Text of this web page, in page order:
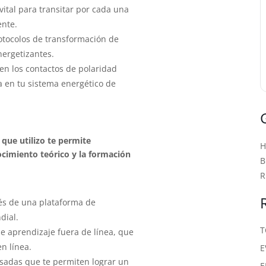
para transitar por cada una
de transformación de
los contactos de polaridad
en tu sistema energético de
que utilizo te permite
teórico y la formación
de una plataforma de
aprendizaje fuera de línea, que
línea.
que te permiten lograr un